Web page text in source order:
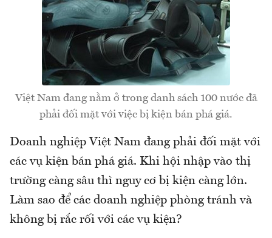
Việt Nam đang nằm ở trong danh sách 100 nước đã
phải đối mặt với việc bị kiện bán phá giá.
Doanh nghiệp Việt Nam đang phải đối mặt với
các vụ kiện bán phá giá. Khi hội nhập vào thị
trường càng sâu thì nguy cơ bị kiện càng lớn.
Làm sao để các doanh nghiệp phòng tránh và
không bị rắc rối với các vụ kiện?